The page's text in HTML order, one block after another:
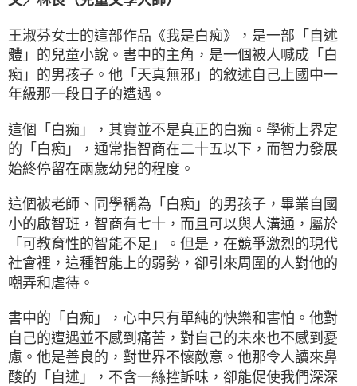
王淑芬女士的這部作品《我是白痴》，是一部「自述
體」的兒童小說。書中的主角，是一個被人喊成「白
痴」的男孩子。他「天真無邪」的敘述自己上國中一
年級那一段日子的遭遇。
這個「白痴」，其實並不是真正的白痴。學術上界定
的「白痴」，通常指智商在二十五以下，而智力發展
始終停留在兩歲幼兒的程度。
這個被老師、同學稱為「白痴」的男孩子，畢業自國
小的啟智班，智商有七十，而且可以與人溝通，屬於
「可教育性的智能不足」。但是，在競爭激烈的現代
社會裡，這種智能上的弱勢，卻引來周圍的人對他的
嘲弄和虐待。
書中的「白痴」，心中只有單純的快樂和害怕。他對
自己的遭遇並不感到痛苦，對自己的未來也不感到憂
慮。他是善良的，對世界不懷敵意。他那令人讀來鼻
酸的「自述」，不含一絲控訴味，卻能促使我們深深